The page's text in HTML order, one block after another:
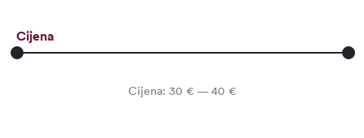
Cijena
Min
Maks
Cijena: 30 € —40 €